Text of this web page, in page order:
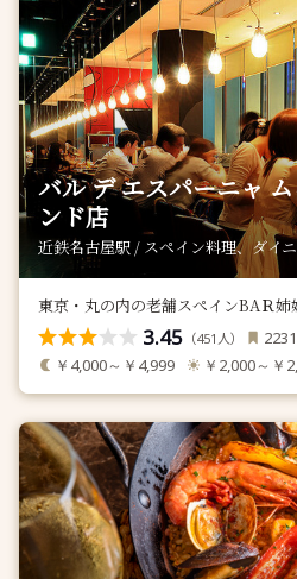
バル デ エスパーニャ
ンド店
近鉄名古屋駅 / スペイン料理、ダイ
東京・丸の内の老舗スペインBAＲ姉
3.45 （451 人）
￥4,000～￥4,999 ￥2,000～￥